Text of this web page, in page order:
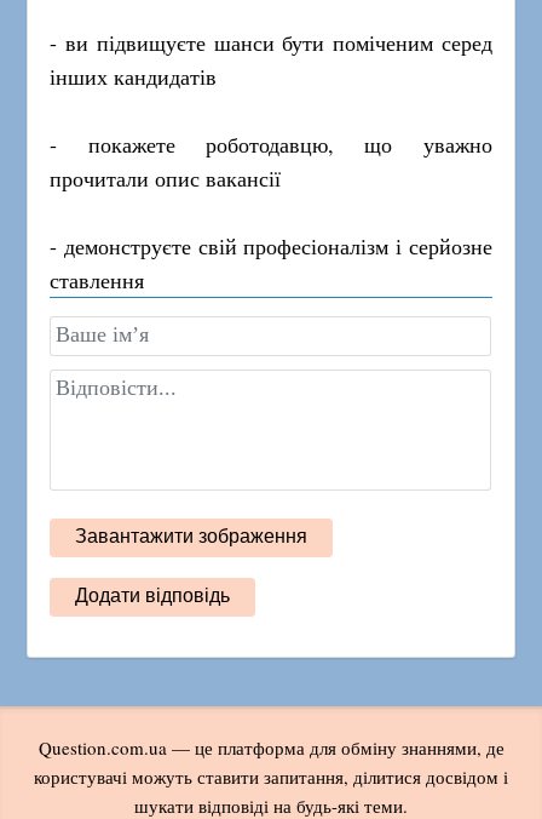
- ви підвищуєте шанси бути поміченим серед
інших кандидатів
- покажете роботодавцю, що уважно
прочитали опис вакансії
- демонструєте свій професіоналізм і серйозне
ставлення
Question.com.ua — це платформа для обміну знаннями, де
користувачі можуть ставити запитання, ділитися досвідом і
шукати відповіді на будь-які теми.